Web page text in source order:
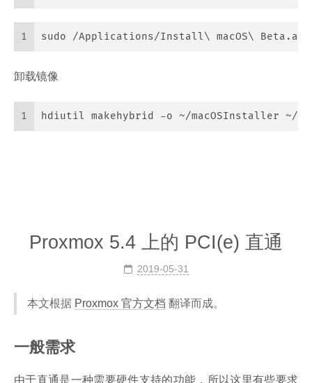
1 sudo /Applications/Install\ macOS\
卸载镜像
1 hdiutil makehybrid -o ~/macOSInstaller ~/
Proxmox 5.4 上的 PCI(e) 直通
2019-05-31
本文根据 Proxmox 官方文档 翻译而成。
一般需求
由于直通是一种需要硬件支持的功能，所以这里有些要求